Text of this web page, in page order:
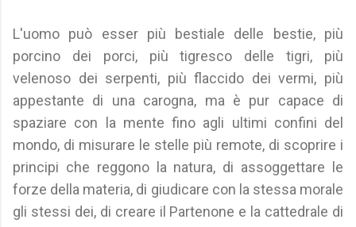
L'uomo può esser più bestiale delle bestie, più
porcino dei porci, più tigresco delle tigri, più
velenoso dei serpenti, più flaccido dei vermi, più
appestante di una carogna, ma è pur capace di
spaziare con la mente fino agli ultimi confini del
mondo, di misurare le stelle più remote, di scoprire i
principi che reggono la natura, di assoggettare le
forze della materia, di giudicare con la stessa morale
gli stessi dei, di creare il Partenone e la cattedrale di